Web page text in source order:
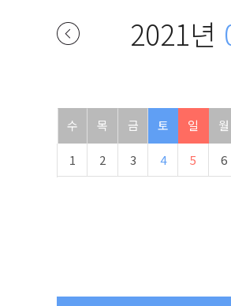
2021년
수 목 금 토 일 월
1 2 3 4 5 6